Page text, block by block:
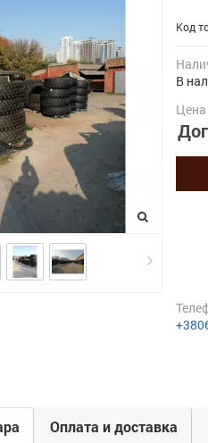
Код
В
Цена
Оплата и доставка